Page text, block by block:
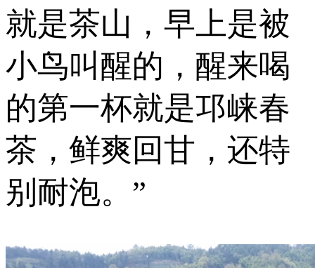
就是茶山，早上是被
小鸟叫醒的，醒来喝
的第一杯就是邛崃春
茶，鲜爽回甘，还特
别耐泡。”